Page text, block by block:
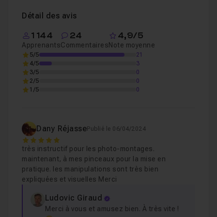
Détail des avis
1 144
Apprenants
24
Commentaires
4,9/5
Note moyenne
5/5
21
4/5
3
3/5
0
2/5
0
1/5
0
Dany RéjassePublié le 06/04/2024
5
très instructif pour les photo-montages.
maintenant, à mes pinceaux pour la mise en
pratique. les manipulations sont très bien
expliquées et visuelles Merci
Ludovic Giraud
Merci à vous et amusez bien. À très vite !